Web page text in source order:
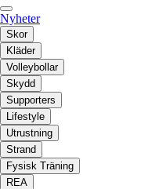
Nyheter
Skor
Kläder
Volleybollar
Skydd
Supporters
Lifestyle
Utrustning
Strand
Fysisk Träning
REA